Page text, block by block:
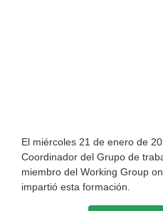
El miércoles 21 de enero de
Coordinador del Grupo de
miembro del Working Group
impartió esta formación.